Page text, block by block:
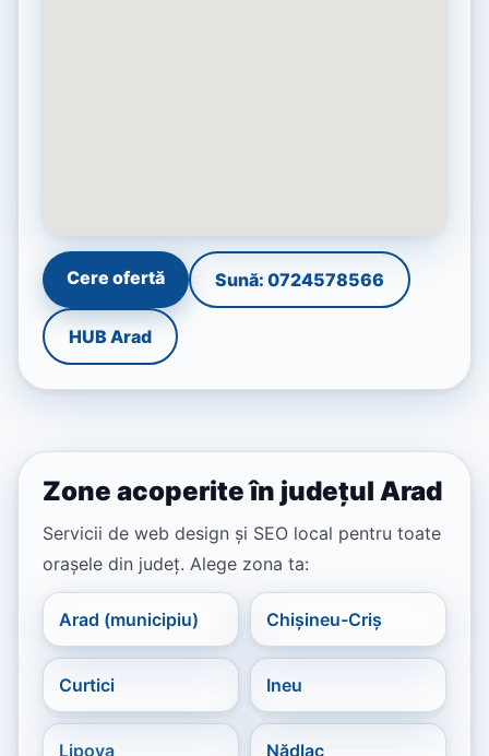
Cere ofertă Sună: 0724578566
HUB Arad
Zone acoperite în județul Arad
Servicii de web design și SEO local pentru toate
orașele din județ. Alege zona ta:
Arad (municipiu) Chișineu-Criș
Curtici Ineu
Lipova Nădlac